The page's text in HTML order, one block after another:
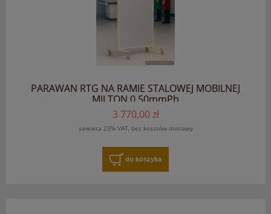
PARAWAN RTG NA RAMIE STALOWEJ MOBILNEJ
MILTON 0.50mmPb
3 770,00 zł
zawiera 23% VAT, bez kosztów dostawy
do koszyka